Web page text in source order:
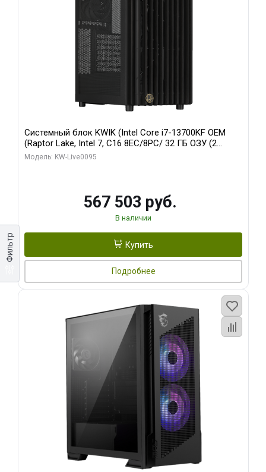
Фильтр
Системный блок KWIK (Intel Core i7-13700KF OEM
(Raptor Lake, Intel 7, C16 8EC/8PC/ 32 ГБ ОЗУ (2
модуля)/ Afox RTX4090 24GB GDDR6X 384-Bit 3xDP
Модель: KW-Live0095
567 503 руб.
В наличии
Купить
Подробнее